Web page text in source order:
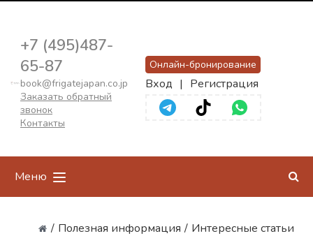
+7 (495)487-
65-87
book@frigatejapan.co.jp
Заказать обратный
звонок
Контакты
Онлайн-бронирование
Вход | Регистрация
Меню
/ Полезная информация / Интересные статьи